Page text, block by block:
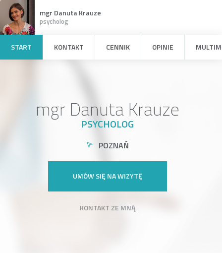
mgr Danuta Krauze
psycholog
START KONTAKT CENNIK OPINIE
mgr Danuta Krauze
PSYCHOLOG
POZNAŃ
UMÓW SIĘ NA WIZYTĘ
KONTAKT ZE MNĄ